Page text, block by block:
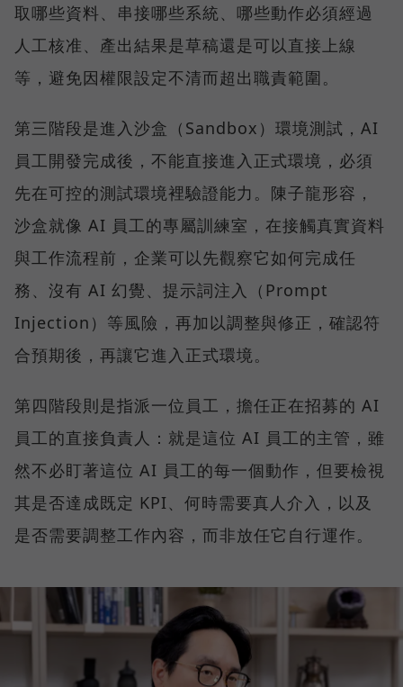
取哪些資料、串接哪些系統、哪些動作必須經過
人工核准、產出結果是草稿還是可以直接上線
等，避免因權限設定不清而超出職責範圍。
第三階段是進入沙盒（Sandbox）環境測試，AI
員工開發完成後，不能直接進入正式環境，必須
先在可控的測試環境裡驗證能力。陳子龍形容，
沙盒就像 AI 員工的專屬訓練室，在接觸真實資料
與工作流程前，企業可以先觀察它如何完成任
務、沒有 AI 幻覺、提示詞注入（Prompt
Injection）等風險，再加以調整與修正，確認符
合預期後，再讓它進入正式環境。
第四階段則是指派一位員工，擔任正在招募的 AI
員工的直接負責人：就是這位 AI 員工的主管，雖
然不必盯著這位 AI 員工的每一個動作，但要檢視
其是否達成既定 KPI、何時需要真人介入，以及
是否需要調整工作內容，而非放任它自行運作。